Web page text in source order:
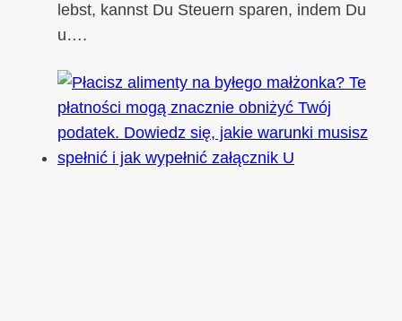
lebst, kannst Du Steuern sparen, indem Du
u….